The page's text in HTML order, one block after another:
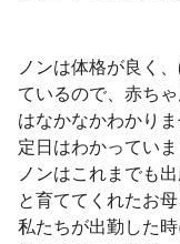
ノンは体格が良く
ているので、赤ち
はなかなかわかり
定日はわかってい
ノンはこれまでも
と育ててくれたお
私たちが出勤した